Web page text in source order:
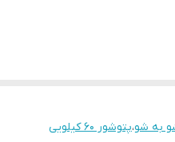
🔴
،پتوشور 60 کیلویی